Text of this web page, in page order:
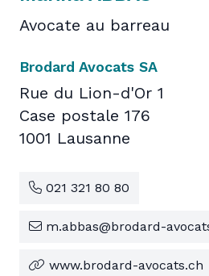
Avocate au barreau
Brodard Avocats SA
Rue du Lion-d'Or 1
Case postale 176
1001 Lausanne
021 321 80 80
m.abbas@brodard-
www.brodard-avocats.ch